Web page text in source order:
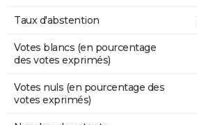
Taux d'abstention
Votes blancs (en pourcentage
des votes exprimés)
Votes nuls (en pourcentage des
votes exprimés)